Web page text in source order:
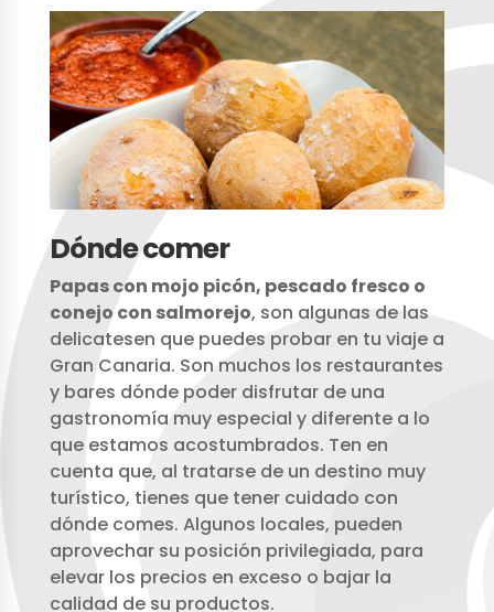
Dónde comer
Papas con mojo picón, pescado fresco o
conejo con salmorejo, son algunas de las
delicatesen que puedes probar en tu viaje a
Gran Canaria. Son muchos los restaurantes
y bares dónde poder disfrutar de una
gastronomía muy especial y diferente a lo
que estamos acostumbrados. Ten en
cuenta que, al tratarse de un destino muy
turístico, tienes que tener cuidado con
dónde comes. Algunos locales, pueden
aprovechar su posición privilegiada, para
elevar los precios en exceso o bajar la
calidad de su productos.